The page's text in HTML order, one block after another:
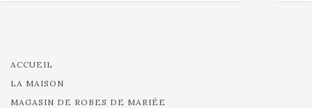
ACCUEIL
LA MAISON
MAGASIN DE ROBES DE MARIÉE